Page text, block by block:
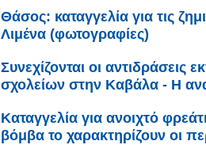
Θάσος: καταγγελία για τις
Λιμένα (φωτογραφίες)
Συνεχίζονται οι αντιδράσεις
σχολείων στην Καβάλα - Η
Καταγγελία για ανοιχτό
βόμβα το χαρακτηρίζουν οι